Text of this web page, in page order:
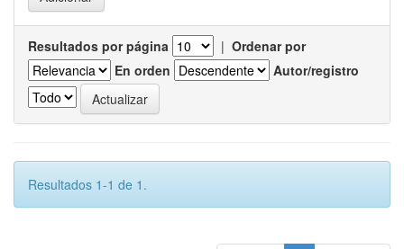
Resultados por página | Ordenar por
En orden
Autor/registro
Resultados 1-1 de 1.